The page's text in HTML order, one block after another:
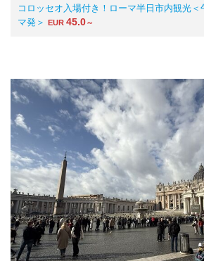
コロッセオ入場付き！ローマ半日市内観光＜
マ発＞ EUR 45.0～